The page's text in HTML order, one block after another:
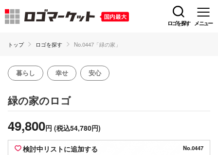
ロゴを探す メニュー
トップ ロゴを探す No.0447「緑の家」
暮らし 幸せ 安心
緑の家のロゴ
49,800円 (税込54,780円)
検討中リストに追加する No.0447